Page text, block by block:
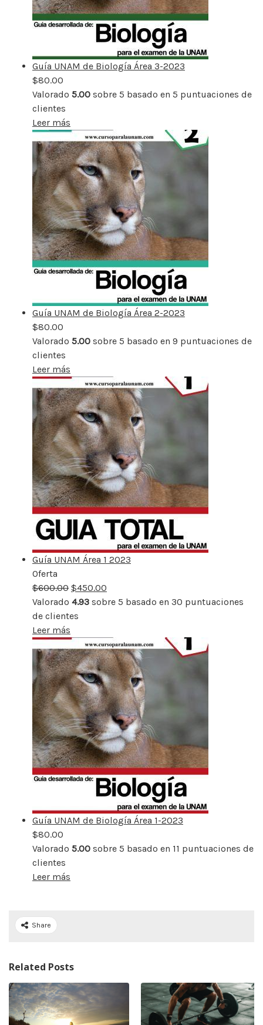
Guía UNAM de Biología Área 3-2023
$80.00
Valorado 5.00 sobre 5 basado en 5 puntuaciones de
clientes
Leer más
Guía UNAM de Biología Área 2-2023
$80.00
Valorado 5.00 sobre 5 basado en 9 puntuaciones de
clientes
Leer más
Guía UNAM Área 1 2023
Oferta
rebajado
$600.00 $450.00
Valorado 4.93 sobre 5 basado en 30 puntuaciones
de clientes
Leer más
Guía UNAM de Biología Área 1-2023
$80.00
Valorado 5.00 sobre 5 basado en 11 puntuaciones de
clientes
Leer más
Share
Related Posts